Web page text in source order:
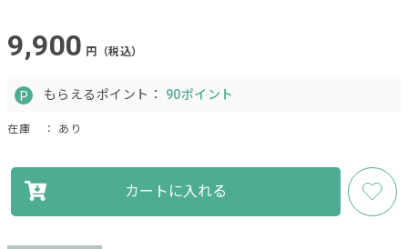
9,900 円（税込）
もらえるポイント： 90ポイント
在庫 ： あり
カートに入れる